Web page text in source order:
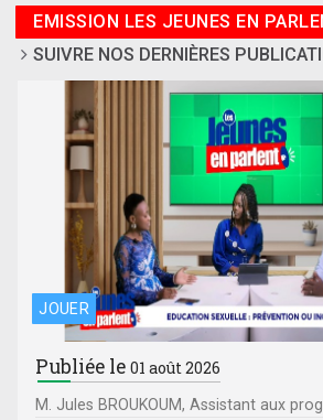
EMISSION LES JEUNES EN
SUIVRE NOS DERNIÈRES
JOUER
Publiée le01 août 2026
M. Jules BROUKOUM, Assistant aux